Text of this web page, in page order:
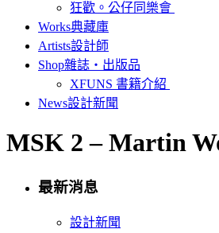
狂歡。公仔同樂會
Works典藏庫
Artists設計師
Shop雜誌‧出版品
XFUNS 書籍介紹
News設計新聞
MSK 2 – Martin
最新消息
設計新聞